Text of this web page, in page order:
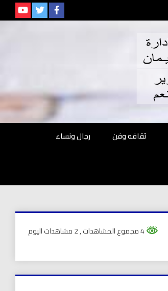
ثقافه وفن
رجال ونساء
, 2 مشاهدات اليوم